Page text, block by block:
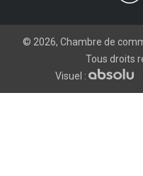
© 2026, Chambre de
Tous droits
Visuel :